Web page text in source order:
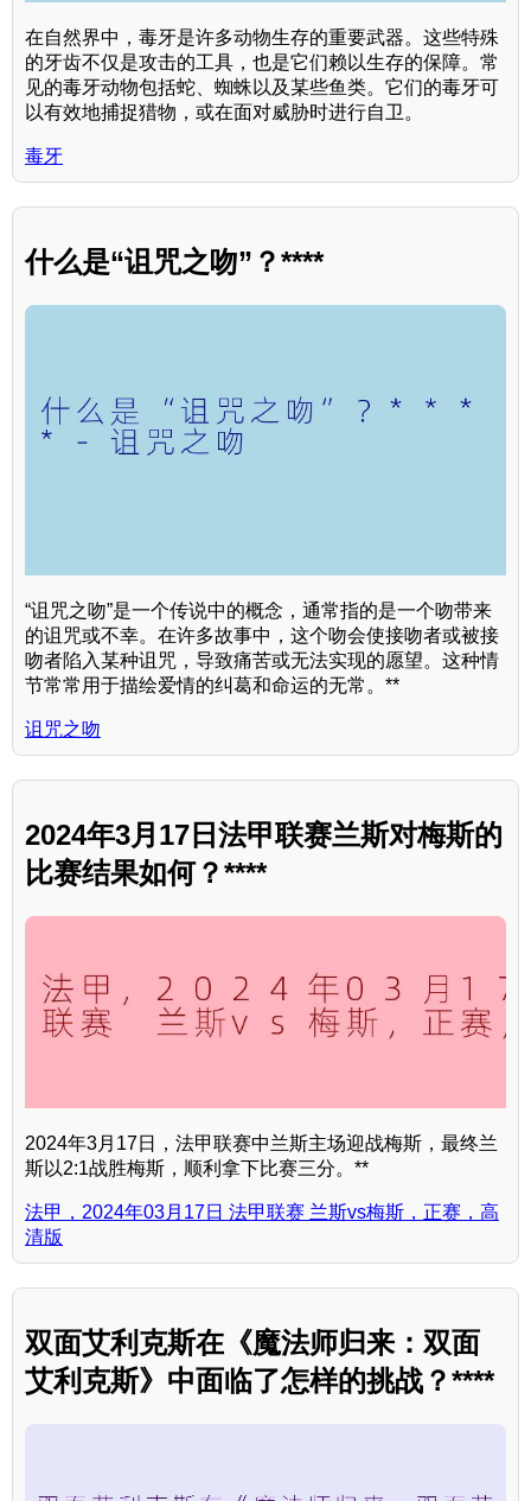
在自然界中，毒牙是许多动物生存的重要武器。这些特殊
的牙齿不仅是攻击的工具，也是它们赖以生存的保障。常
见的毒牙动物包括蛇、蜘蛛以及某些鱼类。它们的毒牙可
以有效地捕捉猎物，或在面对威胁时进行自卫。
毒牙
什么是“诅咒之吻”？****
“诅咒之吻”是一个传说中的概念，通常指的是一个吻带来
的诅咒或不幸。在许多故事中，这个吻会使接吻者或被接
吻者陷入某种诅咒，导致痛苦或无法实现的愿望。这种情
节常常用于描绘爱情的纠葛和命运的无常。**
诅咒之吻
2024年3月17日法甲联赛兰斯对梅斯的
比赛结果如何？****
2024年3月17日，法甲联赛中兰斯主场迎战梅斯，最终兰
斯以2:1战胜梅斯，顺利拿下比赛三分。**
法甲，2024年03月17日 法甲联赛 兰斯vs梅斯，正赛，高
清版
双面艾利克斯在《魔法师归来：双面
艾利克斯》中面临了怎样的挑战？****